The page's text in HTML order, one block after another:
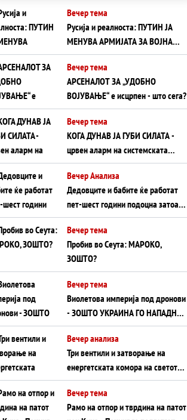
Вечер тема
Русија и реалноста: ПУТИН ЈА
МЕНУВА АРМИЈАТА ЗА ВОЈНА
ШТО ОСТАНУВА БЕЗ ФРОНТ
Вечер тема
АРСЕНАЛОТ ЗА „УДОБНО
ВОЈУВАЊЕ“ е исцрпен - што сега?
Вечер тема
КОГА ДУНАВ ЈА ГУБИ СИЛАТА -
црвен аларм на системската
плоча од јужна Германија до
Црното Море...
Вечер Анализа
Дедовците и бабите ќе работат
пет-шест години подоцна затоа
што НЕМААТ ВНУЦИ ДА ГИ
ЗАМЕНАТ
Вечер тема
Пробив во Сеута: МАРОКО,
ЗОШТО?
Вечер тема
Виолетова империја под дронови
- ЗОШТО УКРАИНА ГО НАПАДНА
РУСКИОТ WILDBERRIES
Вечер анализа
Три вентили и затворање на
енергетската комора на светот:
Нападот во Суец најавува
глобален енергетски инфаркт?
Вечер тема
Рамо на отпор и тврдина на патот